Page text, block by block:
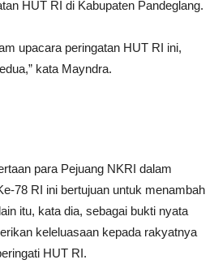
HUT RI di Kabupaten Pandeglang.
upacara peringatan HUT RI ini,
kata Mayndra.
para Pejuang NKRI dalam
78 RI ini bertujuan untuk menambah
itu, kata dia, sebagai bukti nyata
keleluasaan kepada rakyatnya
HUT RI.